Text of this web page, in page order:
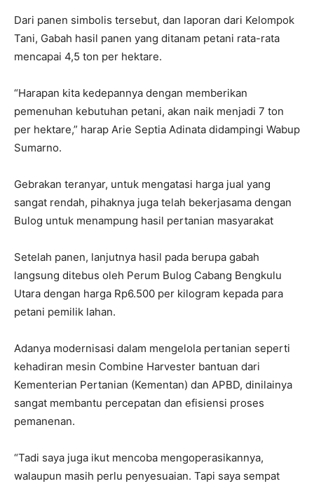
Dari panen simbolis tersebut, dan laporan dari Kelompok
Tani, Gabah hasil panen yang ditanam petani rata-rata
mencapai 4,5 ton per hektare.
“Harapan kita kedepannya dengan memberikan
pemenuhan kebutuhan petani, akan naik menjadi 7 ton
per hektare,” harap Arie Septia Adinata didampingi Wabup
Sumarno.
Gebrakan teranyar, untuk mengatasi harga jual yang
sangat rendah, pihaknya juga telah bekerjasama dengan
Bulog untuk menampung hasil pertanian masyarakat
Setelah panen, lanjutnya hasil pada berupa gabah
langsung ditebus oleh Perum Bulog Cabang Bengkulu
Utara dengan harga Rp6.500 per kilogram kepada para
petani pemilik lahan.
Adanya modernisasi dalam mengelola pertanian seperti
kehadiran mesin Combine Harvester bantuan dari
Kementerian Pertanian (Kementan) dan APBD, dinilainya
sangat membantu percepatan dan efisiensi proses
pemanenan.
“Tadi saya juga ikut mencoba mengoperasikannya,
walaupun masih perlu penyesuaian. Tapi saya sempat